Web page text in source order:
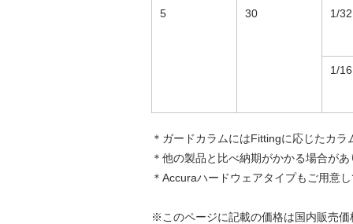
5 30 1/32
1/16
＊ガードカラムにはFittingに応じたカ
＊他の製品と比べ納期がかかる場合が
＊Accuraハードウェアタイプもご用意
※このページに記載の価格は国内販売価